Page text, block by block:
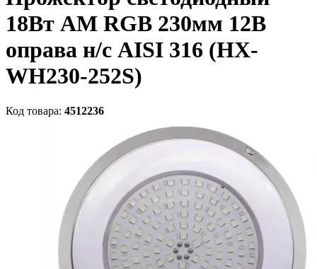
18Вт AM RGB 230мм 12В
оправа н/с AISI 316 (HX-
WH230-252S)
Код товара: 4512236